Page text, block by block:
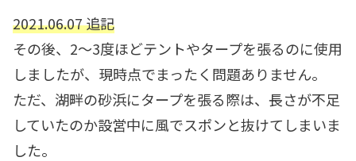
2021.06.07 追記
その後、2〜3度ほどテントやタープを張るのに使用
しましたが、現時点でまったく問題ありません。
ただ、湖畔の砂浜にタープを張る際は、長さが不足
していたのか設営中に風でスポンと抜けてしまいま
した。